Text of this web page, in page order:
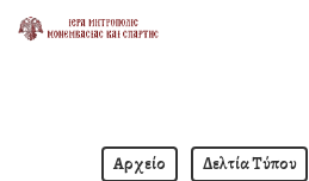
Skip
Αρχείο Δελτία Τύπου